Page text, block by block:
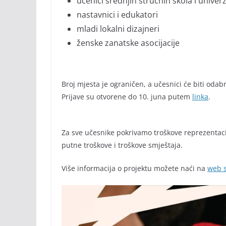
nastavnici i edukatori
mladi lokalni dizajneri
ženske zanatske asocijacije
Broj mjesta je ograničen, a učesnici će biti
Prijave su otvorene do 10. juna putem linka.
Za sve učesnike pokrivamo troškove
putne troškove i troškove smještaja.
Više informacija o projektu možete naći na web